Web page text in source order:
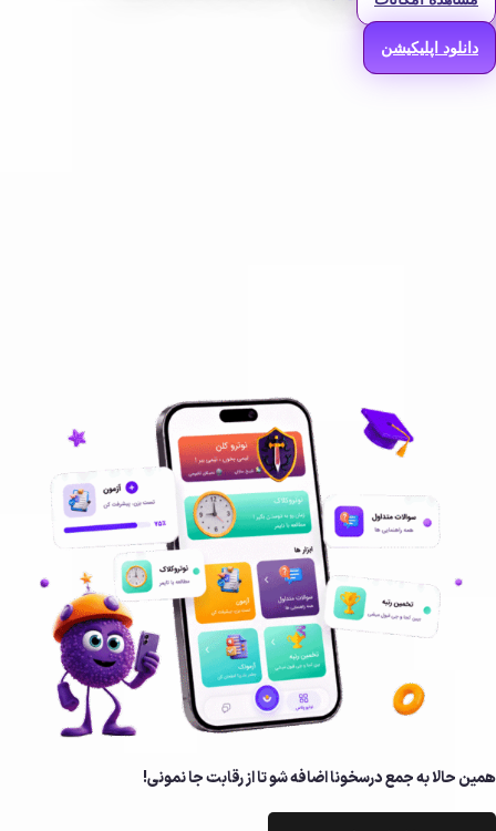
دانلود اپلیکیشن
همین حالا به جمع درسخونا اضافه شو تا از رقابت جا نمونی!